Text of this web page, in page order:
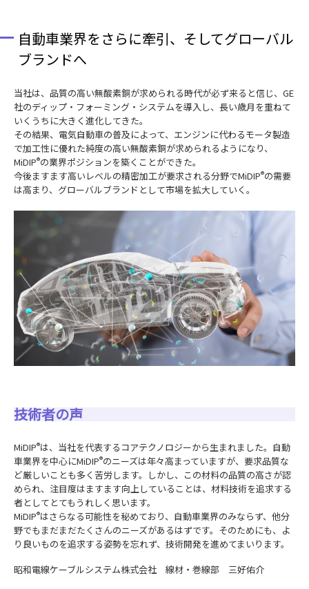
自動車業界をさらに牽引、そしてグローバル
ブランドへ
当社は、品質の高い無酸素銅が求められる時代が必ず来ると信じ、GE
社のディップ・フォーミング・システムを導入し、長い歳月を重ねて
いくうちに大きく進化してきた。
その結果、電気自動車の普及によって、エンジンに代わるモータ製造
で加工性に優れた純度の高い無酸素銅が求められるようになり、
MiDIP®の業界ポジションを築くことができた。
今後ますます高いレベルの精密加工が要求される分野でMiDIP®の需要
は高まり、グローバルブランドとして市場を拡大していく。
技術者の声
MiDIP®は、当社を代表するコアテクノロジーから生まれました。自動
車業界を中心にMiDIP®のニーズは年々高まっていますが、要求品質な
ど厳しいことも多く苦労します。しかし、この材料の品質の高さが認
められ、注目度はますます向上していることは、材料技術を追求する
者としてとてもうれしく思います。
MiDIP®はさらなる可能性を秘めており、自動車業界のみならず、他分
野でもまだまだたくさんのニーズがあるはずです。そのためにも、よ
り良いものを追求する姿勢を忘れず、技術開発を進めてまいります。
昭和電線ケーブルシステム株式会社 線材・巻線部 三好佑介